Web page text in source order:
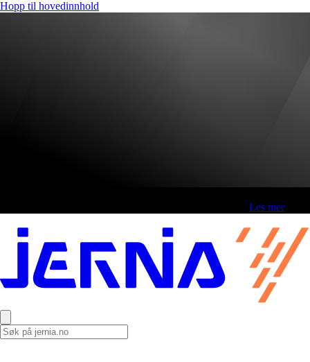
Hopp til hovedinnhold
Les mer